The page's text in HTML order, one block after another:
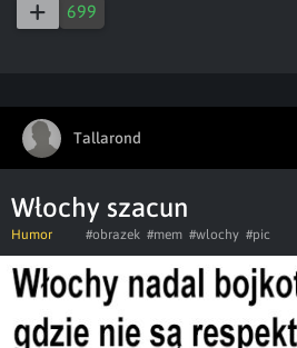
699
Tallarond
Włochy szacun
Humor #obrazek #mem #wlochy #pic